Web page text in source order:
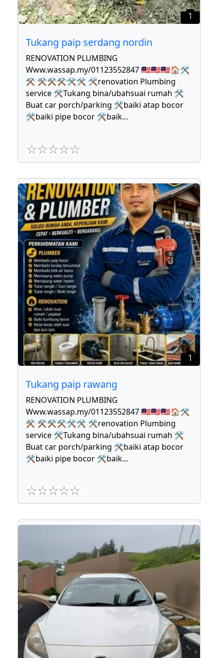
1
Tukang paip serdang nordin
RENOVATION PLUMBING
Www.wassap.my/01123552847 🇲🇾🇲🇾🇲🇾🏠🛠
⚒ ⚒⚒⚒🛠🛠 🛠renovation Plumbing
service 🛠Tukang bina/ubahsuai rumah 🛠
Buat car porch/parking 🛠baiki atap bocor
🛠baiki pipe bocor 🛠baik...
1
Tukang paip rawang
RENOVATION PLUMBING
Www.wassap.my/01123552847 🇲🇾🇲🇾🇲🇾🏠🛠
⚒ ⚒⚒⚒🛠🛠 🛠renovation Plumbing
service 🛠Tukang bina/ubahsuai rumah 🛠
Buat car porch/parking 🛠baiki atap bocor
🛠baiki pipe bocor 🛠baik...